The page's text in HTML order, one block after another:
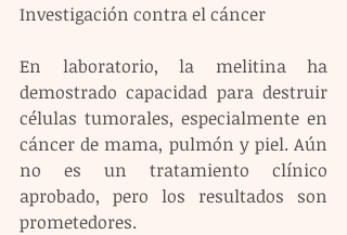
Investigación contra el cáncer
En laboratorio, la melitina ha
demostrado capacidad para destruir
células tumorales, especialmente en
cáncer de mama, pulmón y piel. Aún
no es un tratamiento clínico
aprobado, pero los resultados son
prometedores.